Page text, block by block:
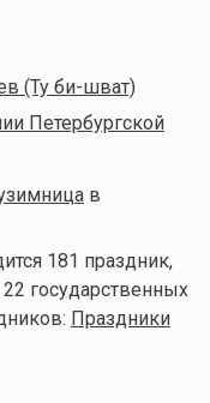
(Ту би-шват)
Петербургской
в
181 праздник,
государственных
Праздники